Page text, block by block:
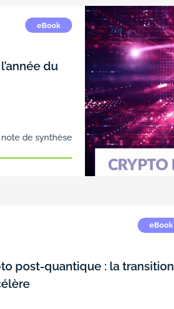
eBook
du
de synthèse
eBook
post-quantique : la transition